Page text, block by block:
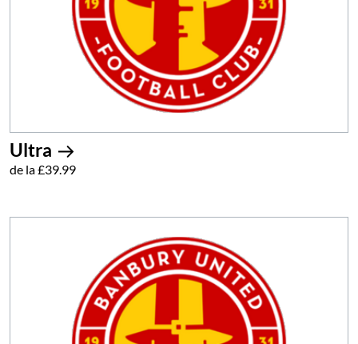
Ultra
de la £39.99